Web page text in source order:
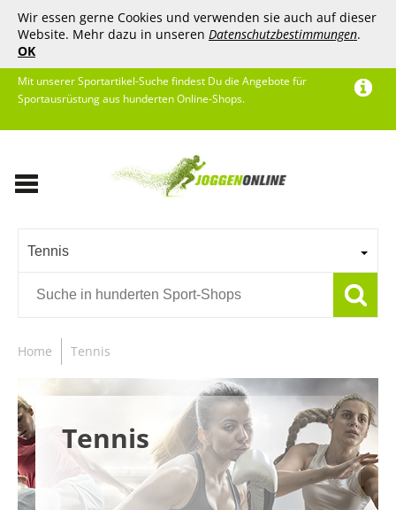
Wir essen gerne Cookies und verwenden sie auch auf dieser
Website. Mehr dazu in unseren Datenschutzbestimmungen.
OK
Mit unserer Sportartikel-Suche findest Du die Angebote für
Sportausrüstung aus hunderten Online-Shops.
Tennis
Home Tennis
Tennis